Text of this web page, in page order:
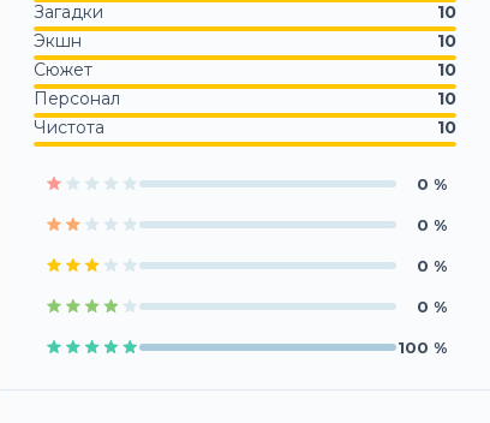
Загадки
10
Экшн
10
Сюжет
10
Персонал
10
Чистота
10
0 %
0 %
0 %
0 %
100 %